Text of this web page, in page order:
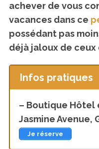
achever de vous
vacances dans ce
possédant pas
déjà jaloux de
Infos pratiques
– Boutique Hôtel
Jasmine Avenue,
Je réserve